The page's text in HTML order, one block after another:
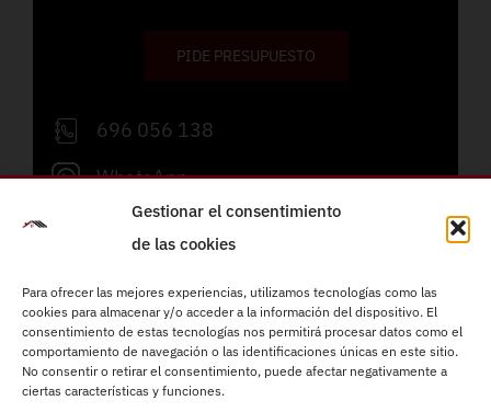
Gestionar el consentimiento
de las cookies
Para ofrecer las mejores experiencias, utilizamos tecnologías como las
cookies para almacenar y/o acceder a la información del dispositivo. El
consentimiento de estas tecnologías nos permitirá procesar datos como el
comportamiento de navegación o las identificaciones únicas en este sitio.
No consentir o retirar el consentimiento, puede afectar negativamente a
ciertas características y funciones.
PIDE PRESUPUESTO
696 056 138
WhatsApp
info@refornova.com
Reformas integrales
Instalaciones eléctricas